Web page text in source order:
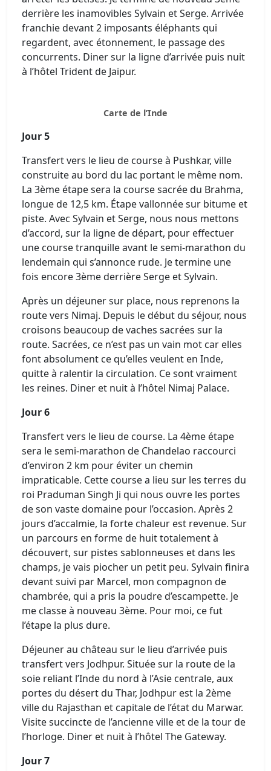
derrière les inamovibles Sylvain et Serge. Arrivée
franchie devant 2 imposants éléphants qui
regardent, avec étonnement, le passage des
concurrents. Diner sur la ligne d’arrivée puis nuit
à l’hôtel Trident de Jaipur.
Carte de l’Inde
Jour 5
Transfert vers le lieu de course à Pushkar, ville
construite au bord du lac portant le même nom.
La 3ème étape sera la course sacrée du Brahma,
longue de 12,5 km. Étape vallonnée sur bitume et
piste. Avec Sylvain et Serge, nous nous mettons
d’accord, sur la ligne de départ, pour effectuer
une course tranquille avant le semi-marathon du
lendemain qui s’annonce rude. Je termine une
fois encore 3ème derrière Serge et Sylvain.
Après un déjeuner sur place, nous reprenons la
route vers Nimaj. Depuis le début du séjour, nous
croisons beaucoup de vaches sacrées sur la
route. Sacrées, ce n’est pas un vain mot car elles
font absolument ce qu’elles veulent en Inde,
quitte à ralentir la circulation. Ce sont vraiment
les reines. Diner et nuit à l’hôtel Nimaj Palace.
Jour 6
Transfert vers le lieu de course. La 4ème étape
sera le semi-marathon de Chandelao raccourci
d’environ 2 km pour éviter un chemin
impraticable. Cette course a lieu sur les terres du
roi Praduman Singh Ji qui nous ouvre les portes
de son vaste domaine pour l’occasion. Après 2
jours d’accalmie, la forte chaleur est revenue. Sur
un parcours en forme de huit totalement à
découvert, sur pistes sablonneuses et dans les
champs, je vais piocher un petit peu. Sylvain finira
devant suivi par Marcel, mon compagnon de
chambrée, qui a pris la poudre d’escampette. Je
me classe à nouveau 3ème. Pour moi, ce fut
l’étape la plus dure.
Déjeuner au château sur le lieu d’arrivée puis
transfert vers Jodhpur. Située sur la route de la
soie reliant l’Inde du nord à l’Asie centrale, aux
portes du désert du Thar, Jodhpur est la 2ème
ville du Rajasthan et capitale de l’état du Marwar.
Visite succincte de l’ancienne ville et de la tour de
l’horloge. Diner et nuit à l’hôtel The Gateway.
Jour 7